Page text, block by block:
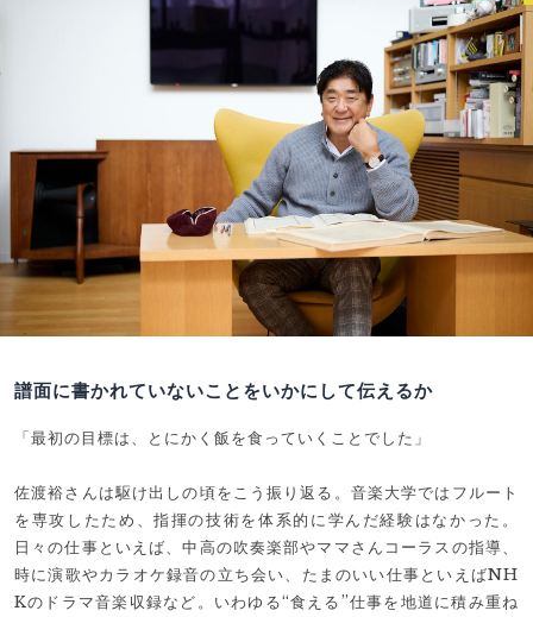
譜面に書かれていないことをいかにして伝えるか
「最初の目標は、とにかく飯を食っていくことでした」
佐渡裕さんは駆け出しの頃をこう振り返る。音楽大学ではフルート
を専攻したため、指揮の技術を体系的に学んだ経験はなかった。
日々の仕事といえば、中高の吹奏楽部やママさんコーラスの指導、
時に演歌やカラオケ録音の立ち会い、たまのいい仕事といえばNH
Kのドラマ音楽収録など。いわゆる“食える”仕事を地道に積み重ね